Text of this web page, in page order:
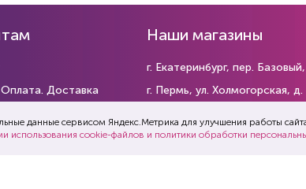
Доставка
на ваш сайт
Наши магазины
г. Екатеринбург, пер.
г. Пермь, ул. Холмогорская, д.
г. Уфа, ул. Амурская, д. 29
данные сервисом Яндекс.Метрика для улучшения работы
использования cookie-файлов и политики обработки